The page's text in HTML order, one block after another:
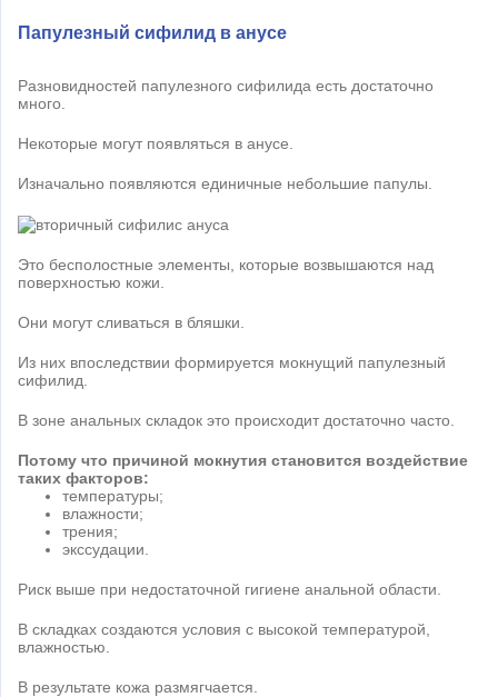
Папулезный сифилид в анусе
Разновидностей папулезного сифилида есть достаточно
много.
Некоторые могут появляться в анусе.
Изначально появляются единичные небольшие папулы.
Это бесполостные элементы, которые возвышаются над
поверхностью кожи.
Они могут сливаться в бляшки.
Из них впоследствии формируется мокнущий папулезный
сифилид.
В зоне анальных складок это происходит достаточно часто.
Потому что причиной мокнутия становится воздействие
таких факторов:
температуры;
влажности;
трения;
экссудации.
Риск выше при недостаточной гигиене анальной области.
В складках создаются условия с высокой температурой,
влажностью.
В результате кожа размягчается.